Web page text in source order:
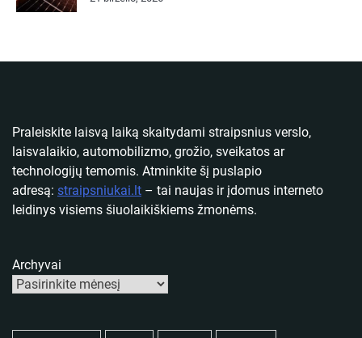
Praleiskite laisvą laiką skaitydami straipsnius verslo,
laisvalaikio, automobilizmo, grožio, sveikatos ar
technologijų temomis. Atminkite šį puslapio
adresą: straipsniukai.lt – tai naujas ir įdomus interneto
leidinys visiems šiuolaikiškiems žmonėms.
Archyvai